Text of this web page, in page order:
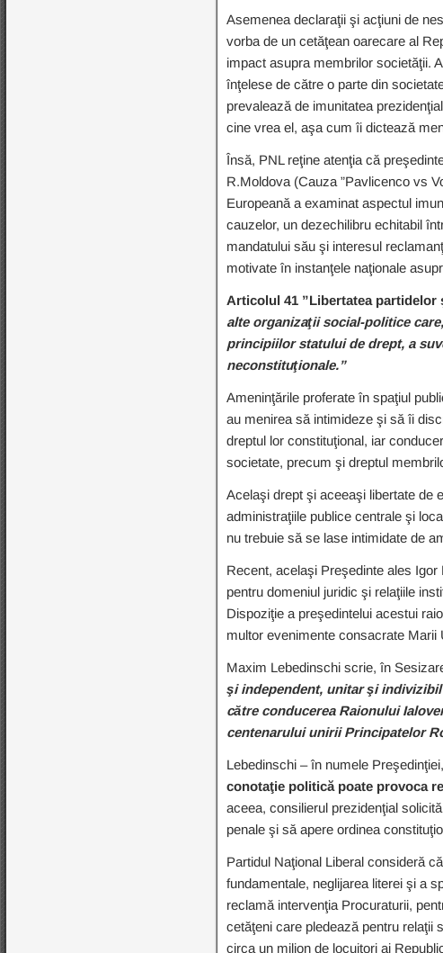
Asemenea declaraţii şi acţiuni de
vorba de un cetăţean oarecare al
impact asupra membrilor societăţii.
înţelese de către o parte din
prevalează de imunitatea
cine vrea el, aşa cum îi dictează
Însă, PNL reţine atenţia că
R.Moldova (Cauza ”Pavlicenco vs
Europeană a examinat aspectul
cauzelor, un dezechilibru echitabil
mandatului său şi interesul
motivate în instanţele naţionale
Articolul 41 ”Libertatea
alte organizaţii social-politice
principiilor statului de drept, a
neconstituţionale.”
Ameninţările proferate în spaţiul
au menirea să intimideze şi să îi
dreptul lor constituţional, iar
societate, precum şi dreptul
Acelaşi drept şi aceeaşi libertate de
administraţiile publice centrale şi
nu trebuie să se lase intimidate de
Recent, acelaşi Preşedinte ales
pentru domeniul juridic şi relaţiile
Dispoziţie a preşedintelui acestui
multor evenimente consacrate Marii
Maxim Lebedinschi scrie, în
şi independent, unitar şi
către conducerea Raionului
centenarului unirii Principatelor
Lebedinschi – în numele
conotaţie politică poate provoca
aceea, consilierul prezidenţial
penale şi să apere ordinea
Partidul Naţional Liberal consideră
fundamentale, neglijarea literei şi a
reclamă intervenţia Procuraturii,
cetăţeni care pledează pentru relaţii
circa un milion de locuitori ai